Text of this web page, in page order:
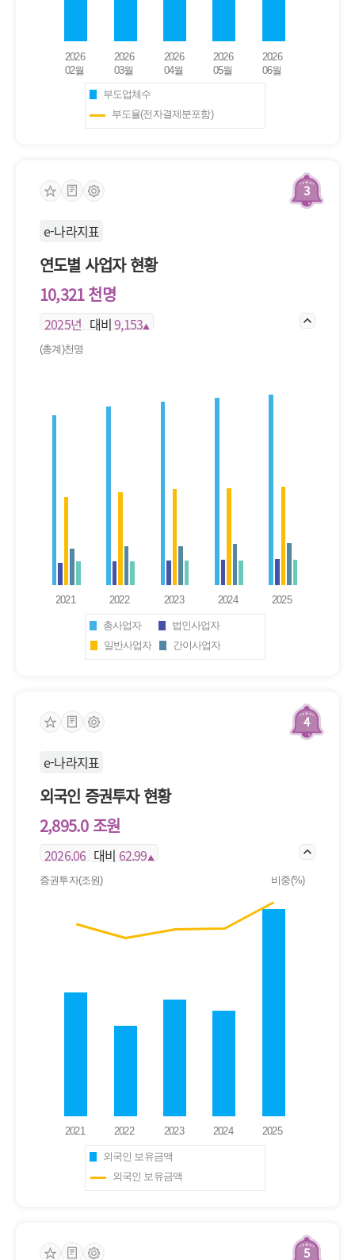
부도업체수
부도율(전자결제분포함)
3
e-나라지표
연도별 사업자 현황
10,321 천명
2025년 대비9,153▲
(총계)천명
총사업자
법인사업자
일반사업자
간이사업자
4
e-나라지표
외국인 증권투자 현황
2,895.0 조원
2026.06 대비 62.99▲
증권투자(조원) 비중(%)
외국인 보유금액
외국인 보유금액
5